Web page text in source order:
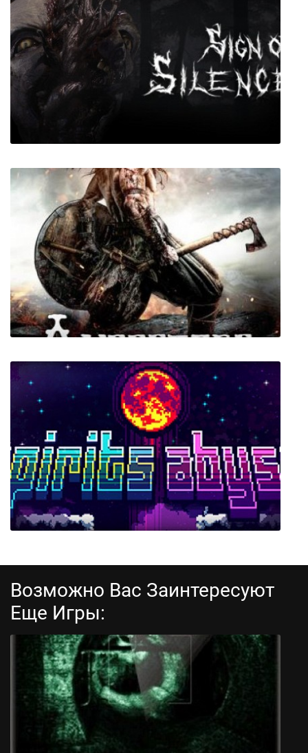
Override: Mech City Brawl
Sign of Silence
Ancestors Legacy
Spirits Abyss
Возможно Вас Заинтересуют
Еще Игры: